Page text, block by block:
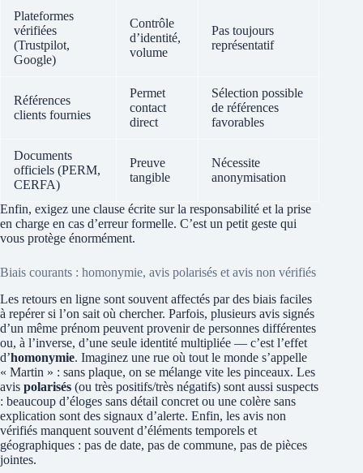
Plateformes
vérifiées
(Trustpilot,
Google)
Contrôle
d’identité,
volume
Pas toujours
représentatif
Références
clients fournies
Permet
contact
direct
Sélection possible
de références
favorables
Documents
officiels (PERM,
CERFA)
Preuve
tangible
Nécessite
anonymisation
Enfin, exigez une clause écrite sur la responsabilité et la prise
en charge en cas d’erreur formelle. C’est un petit geste qui
vous protège énormément.
Biais courants : homonymie, avis polarisés et avis non vérifiés
Les retours en ligne sont souvent affectés par des biais faciles
à repérer si l’on sait où chercher. Parfois, plusieurs avis signés
d’un même prénom peuvent provenir de personnes différentes
ou, à l’inverse, d’une seule identité multipliée — c’est l’effet
d’homonymie. Imaginez une rue où tout le monde s’appelle
« Martin » : sans plaque, on se mélange vite les pinceaux. Les
avis polarisés (ou très positifs/très négatifs) sont aussi suspects
: beaucoup d’éloges sans détail concret ou une colère sans
explication sont des signaux d’alerte. Enfin, les avis non
vérifiés manquent souvent d’éléments temporels et
géographiques : pas de date, pas de commune, pas de pièces
jointes.